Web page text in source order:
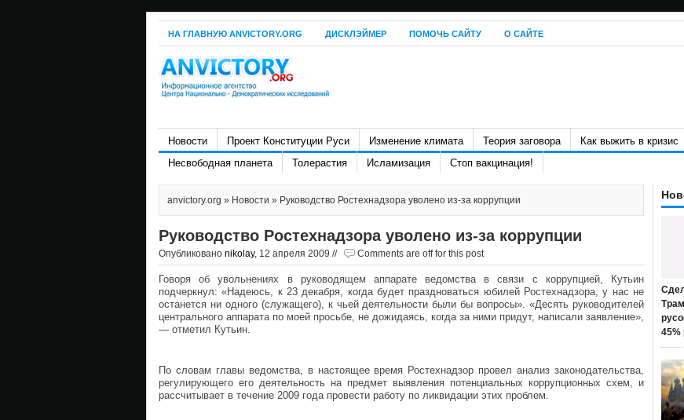
НА ГЛАВНУЮ ANVICTORY.ORG ДИСКЛЭЙМЕР ПОМОЧЬ САЙТУ О САЙТЕ
Новости Проект Конституции Руси Изменение климата Теория заговора Как выжить в кризис
Несвободная планета
Толерастия Исламизация Стоп вакцинация!
anvictory.org » Новости » Руководство Ростехнадзора уволено из-за коррупции
Руководство Ростехнадзора уволено из-за коррупции
Опубликовано nikolay, 12 апреля 2009 // Comments are off for this post
Говоря об увольнениях в руководящем аппарате ведомства в связи с коррупцией, Кутьин
подчеркнул: «Надеюсь, к 23 декабря, когда будет праздноваться юбилей Ростехнадзора, у нас не
останется ни одного (служащего), к чьей деятельности были бы вопросы». «Десять руководителей
центрального аппарата по моей просьбе, не дожидаясь, когда за ними придут, написали заявление»,
— отметил Кутьин.
По словам главы ведомства, в настоящее время Ростехнадзор провел анализ законодательства,
регулирующего его деятельность на предмет выявления потенциальных коррупционных схем, и
рассчитывает в течение 2009 года провести работу по ликвидации этих проблем.
45%